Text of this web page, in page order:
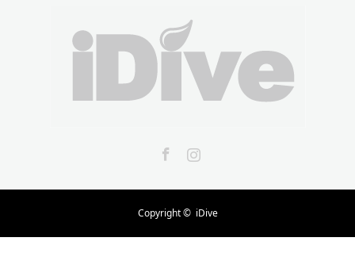
Copyright © iDive